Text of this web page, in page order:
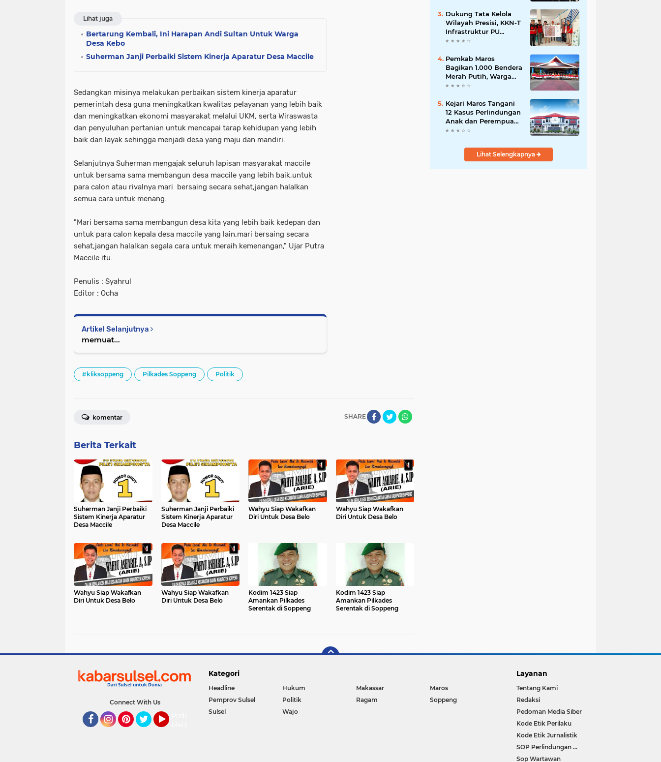
Lihat juga
Bertarung Kembali, Ini Harapan Andi Sultan Untuk Warga
Desa Kebo
Suherman Janji Perbaiki Sistem Kinerja Aparatur Desa Maccile
Sedangkan misinya melakukan perbaikan sistem kinerja aparatur
pemerintah desa guna meningkatkan kwalitas pelayanan yang lebih baik
dan meningkatkan ekonomi masyarakat melalui UKM, serta Wiraswasta
dan penyuluhan pertanian untuk mencapai tarap kehidupan yang lebih
baik dan layak sehingga menjadi desa yang maju dan mandiri.
Selanjutnya Suherman mengajak seluruh lapisan masyarakat maccile
untuk bersama sama membangun desa maccile yang lebih baik,untuk
para calon atau rivalnya mari bersaing secara sehat,jangan halalkan
semua cara untuk menang.
"Mari bersama sama membangun desa kita yang lebih baik kedepan dan
untuk para calon kepala desa maccile yang lain,mari bersaing secara
sehat,jangan halalkan segala cara untuk meraih kemenangan," Ujar Putra
Maccile itu.
Penulis : Syahrul
Editor : Ocha
Artikel Selanjutnya
memuat...
#kliksoppeng Pilkades Soppeng Politik
SHARE
komentar
Berita Terkait
Suherman Janji Perbaiki
Sistem Kinerja Aparatur
Desa Maccile
Suherman Janji Perbaiki
Sistem Kinerja Aparatur
Desa Maccile
Wahyu Siap Wakafkan
Diri Untuk Desa Belo
Wahyu Siap Wakafkan
Diri Untuk Desa Belo
Wahyu Siap Wakafkan
Diri Untuk Desa Belo
Wahyu Siap Wakafkan
Diri Untuk Desa Belo
Kodim 1423 Siap
Amankan Pilkades
Serentak di Soppeng
Kodim 1423 Siap
Amankan Pilkades
Serentak di Soppeng
Nasional
Dukung Tata Kelola
Wilayah Presisi, KKN-T
Infrastruktur PU
Unhas Gel. 116
Dusun Berbasis GIS ke
Desa Bonto Matene
Pemkab Maros
Bagikan 1.000 Bendera
Merah Putih, Warga
Kurang Mampu Jadi
Kejari Maros Tangani
12 Kasus Perlindungan
Anak dan Perempuan
Hingga Juli 2026
Lihat Selengkapnya
Connect With Us
Kategori
Headline Hukum Makassar
Maros
Pemprov Sulsel
Politik Ragam
Soppeng
Sulsel
Wajo
Layanan
Tentang Kami
Redaksi
Pedoman Media Siber
Kode Etik Perilaku
Kode Etik Jurnalistik
SOP Perlindungan Wartawan
Sop Wartawan